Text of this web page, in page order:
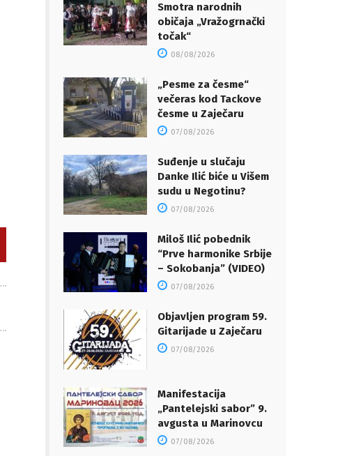
Smotra narodnih
običaja „Vražogrnački
točak“
08/08/2026
„Pesme za česme“
večeras kod Tackove
česme u Zaječaru
07/08/2026
Suđenje u slučaju
Danke Ilić biće u Višem
sudu u Negotinu?
07/08/2026
Miloš Ilić pobednik
“Prve harmonike Srbije
– Sokobanja” (VIDEO)
07/08/2026
Objavljen program 59.
Gitarijade u Zaječaru
07/08/2026
Manifestacija
„Pantelejski sabor” 9.
avgusta u Marinovcu
07/08/2026